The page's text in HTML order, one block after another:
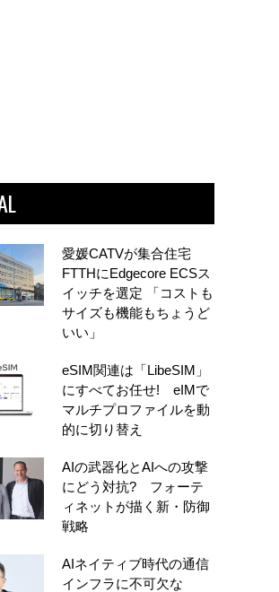
愛媛CATVが集合住宅
FTTHにEdgecore ECSス
イッチを選定 「コストも
サイズも機能もちょうど
いい」
eSIM関連は「LibeSIM」
にすべてお任せ! eIMで
マルチプロファイルを動
的に切り替え
AIの武器化とAIへの攻撃
にどう対抗? フォーテ
ィネットが描く新・防御
戦略
AIネイティブ時代の通信
インフラに不可欠な